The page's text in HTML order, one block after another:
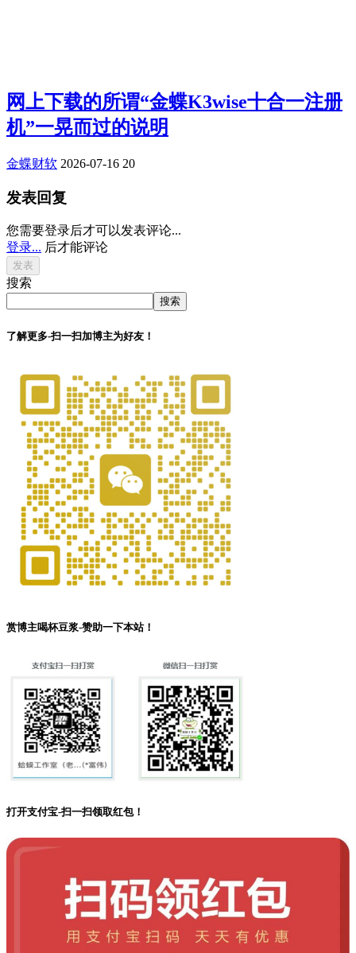
网上下载的所谓“金蝶K3wise十合一注册
机”一晃而过的说明
金蝶财软 2026-07-16 20
发表回复
您需要登录后才可以发表评论...
登录... 后才能评论
搜索
搜索
了解更多-扫一扫加博主为好友！
赏博主喝杯豆浆-赞助一下本站！
打开支付宝-扫一扫领取红包！